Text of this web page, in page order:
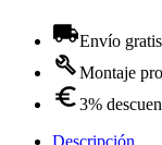
Envío
Montaje
3%
Descripción